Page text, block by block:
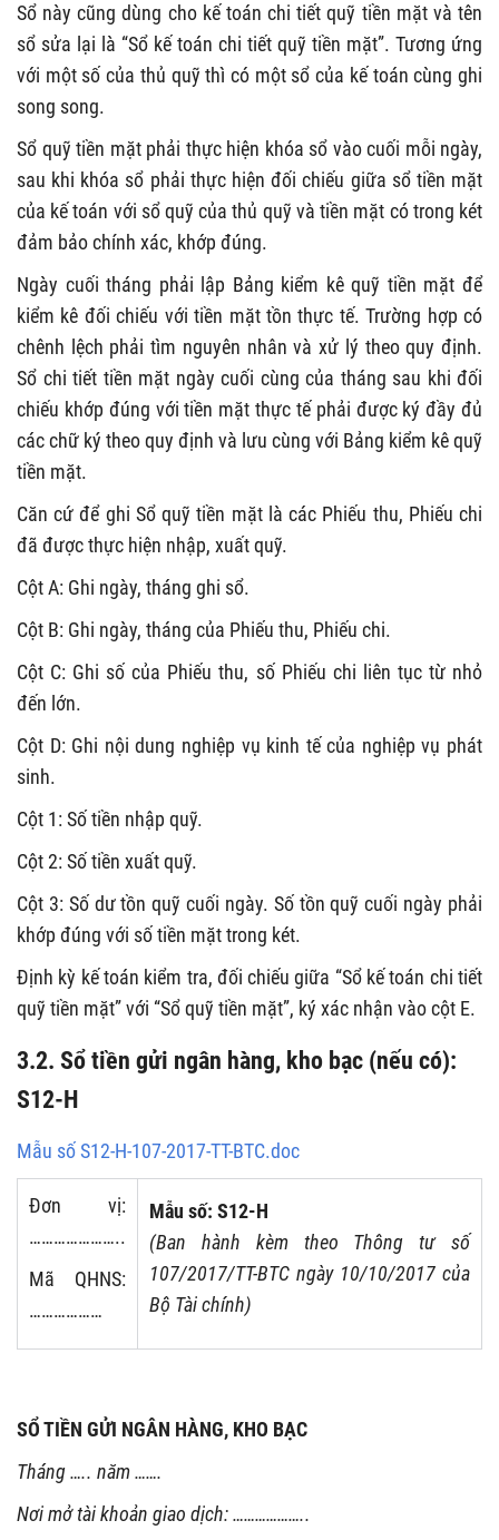
Sổ này cũng dùng cho kế toán chi tiết quỹ tiền mặt và tên
sổ sửa lại là “Sổ kế toán chi tiết quỹ tiền mặt”. Tương ứng
với một số của thủ quỹ thì có một sổ của kế toán cùng ghi
song song.
Sổ quỹ tiền mặt phải thực hiện khóa sổ vào cuối mỗi ngày,
sau khi khóa sổ phải thực hiện đối chiếu giữa sổ tiền mặt
của kế toán với sổ quỹ của thủ quỹ và tiền mặt có trong két
đảm bảo chính xác, khớp đúng.
Ngày cuối tháng phải lập Bảng kiểm kê quỹ tiền mặt để
kiểm kê đối chiếu với tiền mặt tồn thực tế. Trường hợp có
chênh lệch phải tìm nguyên nhân và xử lý theo quy định.
Sổ chi tiết tiền mặt ngày cuối cùng của tháng sau khi đối
chiếu khớp đúng với tiền mặt thực tế phải được ký đầy đủ
các chữ ký theo quy định và lưu cùng với Bảng kiểm kê quỹ
tiền mặt.
Căn cứ để ghi Sổ quỹ tiền mặt là các Phiếu thu, Phiếu chi
đã được thực hiện nhập, xuất quỹ.
Cột A: Ghi ngày, tháng ghi sổ.
Cột B: Ghi ngày, tháng của Phiếu thu, Phiếu chi.
Cột C: Ghi số của Phiếu thu, số Phiếu chi liên tục từ nhỏ
đến lớn.
Cột D: Ghi nội dung nghiệp vụ kinh tế của nghiệp vụ phát
sinh.
Cột 1: Số tiền nhập quỹ.
Cột 2: Số tiền xuất quỹ.
Cột 3: Số dư tồn quỹ cuối ngày. Số tồn quỹ cuối ngày phải
khớp đúng với số tiền mặt trong két.
Định kỳ kế toán kiểm tra, đối chiếu giữa “Sổ kế toán chi tiết
quỹ tiền mặt” với “Sổ quỹ tiền mặt”, ký xác nhận vào cột E.
3.2. Sổ tiền gửi ngân hàng, kho bạc (nếu có):
S12-H
Mẫu số S12-H-107-2017-TT-BTC.doc
Đơn vị:
…………………..
Mã QHNS:
………………
Mẫu số: S12-H
(Ban hành kèm theo Thông tư số
107/2017/TT-BTC ngày 10/10/2017 của
Bộ Tài chính)
SỔ TIỀN GỬI NGÂN HÀNG, KHO BẠC
Tháng ….. năm …….
Nơi mở tài khoản giao dịch: ………………..